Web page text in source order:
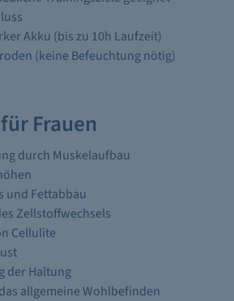
Akku (bis zu 10h Laufzeit)
(keine Befeuchtung nötig)
Frauen
durch Muskelaufbau
und Fettabbau
Zellstoffwechsels
Cellulite
der Haltung
allgemeine Wohlbefinden